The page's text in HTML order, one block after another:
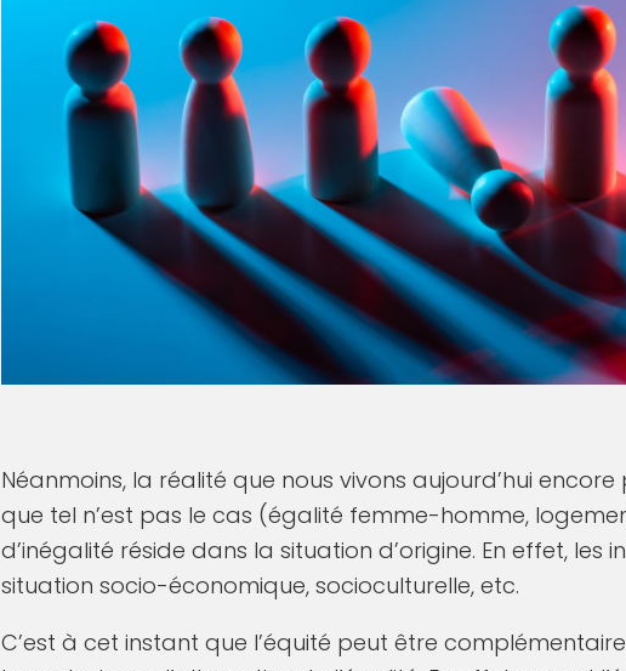
Néanmoins, la réalité que nous vivons aujourd’hui
que tel n’est pas le cas (égalité femme-homme,
d’inégalité réside dans la situation d’origine. En effet, les
situation socio-économique, socioculturelle, etc.
C’est à cet instant que l’équité peut être